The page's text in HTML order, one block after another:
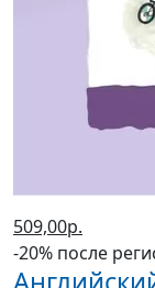
509,00р.
-20% после